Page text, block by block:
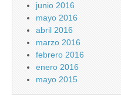
junio 2016
mayo 2016
abril 2016
marzo 2016
febrero 2016
enero 2016
mayo 2015